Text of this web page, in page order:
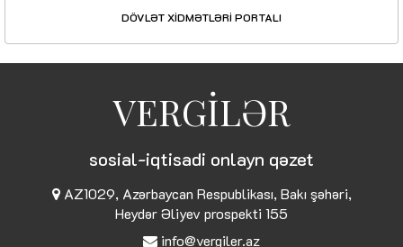
DÖVLƏT XİDMƏTLƏRİ PORTALI
VERGİLƏR
sosial-iqtisadi onlayn qəzet
AZ1029, Azərbaycan Respublikası, Bakı şəhəri,
Heydər Əliyev prospekti 155
info@vergiler.az